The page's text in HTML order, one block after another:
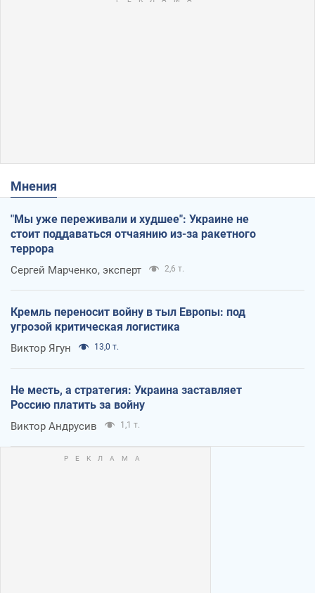
Мнения
"Мы уже переживали и худшее": Украине не
стоит поддаваться отчаянию из-за ракетного
террора
Сергей Марченко, эксперт 2,6 т.
Кремль переносит войну в тыл Европы: под
угрозой критическая логистика
Виктор Ягун 13,0 т.
Не месть, а стратегия: Украина заставляет
Россию платить за войну
Виктор Андрусив 1,1 т.